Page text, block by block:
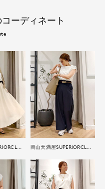
ーディネート